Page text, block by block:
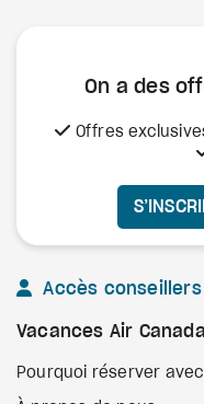
On a des
Offres
Accès conseillers
Vacances Air Canada
Pourquoi réserver